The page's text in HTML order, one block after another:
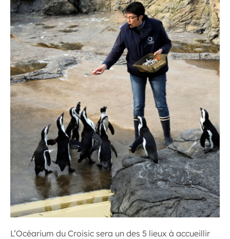
L’Océarium du Croisic sera un des 5 lieux à accueillir